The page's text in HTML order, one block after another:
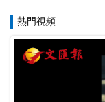
熱門視頻